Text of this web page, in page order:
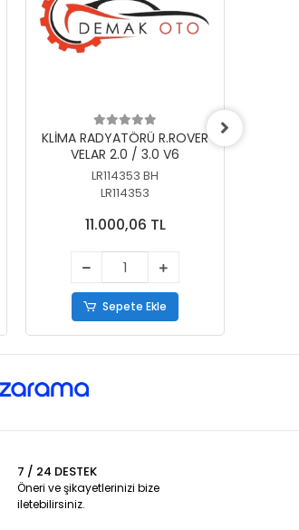
KLİMA RADYATÖRÜ R.ROVER
VELAR 2.0 / 3.0 V6
LR114353 BH
LR114353
11.000,06 TL
Sepete Ekle
7 / 24 DESTEK
Öneri ve şikayetlerinizi bize
iletebilirsiniz.